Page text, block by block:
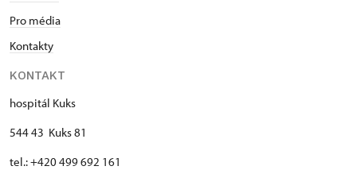
Pro média
Kontakty
KONTAKT
hospitál Kuks
544 43 Kuks 81
tel.: +420 499 692 161